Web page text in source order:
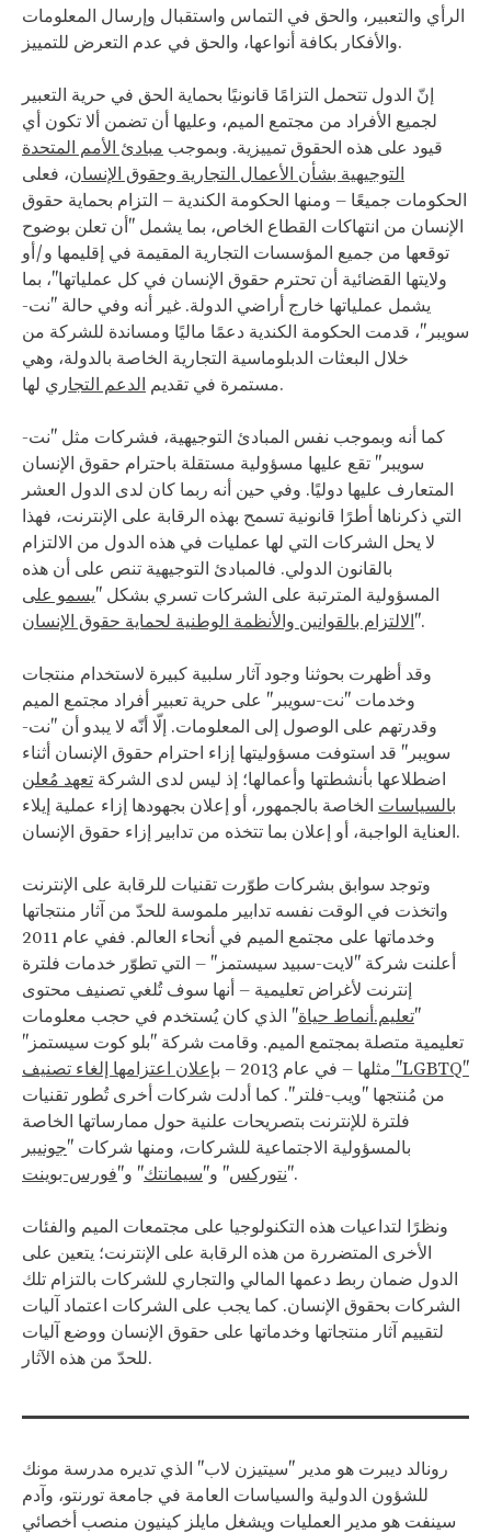
الرأي والتعبير، والحق في التماس واستقبال وإرسال المعلومات
والأفكار بكافة أنواعها، والحق في عدم التعرض للتمييز.
إنّ الدول تتحمل التزامًا قانونيًا بحماية الحق في حرية التعبير
لجميع الأفراد من مجتمع الميم، وعليها أن تضمن ألا تكون أي
قيود على هذه الحقوق تمييزية. وبموجب مبادئ الأمم المتحدة
التوجيهية بشأن الأعمال التجارية وحقوق الإنسان، فعلى
الحكومات جميعًا – ومنها الحكومة الكندية – التزام بحماية حقوق
الإنسان من انتهاكات القطاع الخاص، بما يشمل "أن تعلن بوضوح
توقعها من جميع المؤسسات التجارية المقيمة في إقليمها و/أو
ولايتها القضائية أن تحترم حقوق الإنسان في كل عملياتها"، بما
يشمل عملياتها خارج أراضي الدولة. غير أنه وفي حالة "نت-
سويبر"، قدمت الحكومة الكندية دعمًا ماليًا ومساندة للشركة من
خلال البعثات الدبلوماسية التجارية الخاصة بالدولة، وهي
مستمرة في تقديم الدعم التجاري لها.
كما أنه وبموجب نفس المبادئ التوجيهية، فشركات مثل "نت-
سويبر" تقع عليها مسؤولية مستقلة باحترام حقوق الإنسان
المتعارف عليها دوليًا. وفي حين أنه ربما كان لدى الدول العشر
التي ذكرناها أطرًا قانونية تسمح بهذه الرقابة على الإنترنت، فهذا
لا يحل الشركات التي لها عمليات في هذه الدول من الالتزام
بالقانون الدولي. فالمبادئ التوجيهية تنص على أن هذه
المسؤولية المترتبة على الشركات تسري بشكل "يسمو على
الالتزام بالقوانين والأنظمة الوطنية لحماية حقوق الإنسان".
وقد أظهرت بحوثنا وجود آثار سلبية كبيرة لاستخدام منتجات
وخدمات "نت-سويبر" على حرية تعبير أفراد مجتمع الميم
وقدرتهم على الوصول إلى المعلومات. إلّا أنّه لا يبدو أن "نت-
سويبر" قد استوفت مسؤوليتها إزاء احترام حقوق الإنسان أثناء
اضطلاعها بأنشطتها وأعمالها؛ إذ ليس لدى الشركة تعهد مُعلن
بالسياسات الخاصة بالجمهور، أو إعلان بجهودها إزاء عملية إيلاء
العناية الواجبة، أو إعلان بما تتخذه من تدابير إزاء حقوق الإنسان.
وتوجد سوابق بشركات طوّرت تقنيات للرقابة على الإنترنت
واتخذت في الوقت نفسه تدابير ملموسة للحدّ من آثار منتجاتها
وخدماتها على مجتمع الميم في أنحاء العالم. ففي عام 2011
أعلنت شركة "لايت-سبيد سيستمز" – التي تطوّر خدمات فلترة
إنترنت لأغراض تعليمية – أنها سوف تُلغي تصنيف محتوى
"تعليم.أنماط حياة" الذي كان يُستخدم في حجب معلومات
تعليمية متصلة بمجتمع الميم. وقامت شركة "بلو كوت سيستمز"
مثلها – في عام 2013 – بإعلان اعتزامها إلغاء تصنيف "LGBTQ"
من مُنتجها "ويب-فلتر". كما أدلت شركات أخرى تُطور تقنيات
فلترة للإنترنت بتصريحات علنية حول ممارساتها الخاصة
بالمسؤولية الاجتماعية للشركات، ومنها شركات "جونيبر
نتوركس" و"سيمانتك" و"فورس-بوينت ".
ونظرًا لتداعيات هذه التكنولوجيا على مجتمعات الميم والفئات
الأخرى المتضررة من هذه الرقابة على الإنترنت؛ يتعين على
الدول ضمان ربط دعمها المالي والتجاري للشركات بالتزام تلك
الشركات بحقوق الإنسان. كما يجب على الشركات اعتماد آليات
لتقييم آثار منتجاتها وخدماتها على حقوق الإنسان ووضع آليات
للحدّ من هذه الآثار.
رونالد ديبرت هو مدير "سيتيزن لاب" الذي تديره مدرسة مونك
للشؤون الدولية والسياسات العامة في جامعة تورنتو، وآدم
سينفت هو مدير العمليات ويشغل مايلز كينيون منصب أخصائي